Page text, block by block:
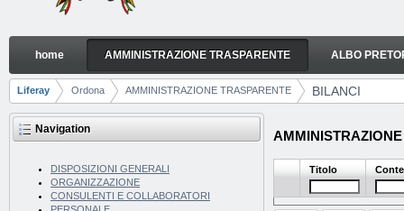
BILANCI
Navigation
home AMMINISTRAZIONE TRASPARENTE ALBO
Breadcrumbs
Liferay Ordona AMMINISTRAZIONE TRASPARENTE BILANCI
Navigation
DISPOSIZIONI GENERALI
ORGANIZZAZIONE
CONSULENTI E COLLABORATORI
Titolo